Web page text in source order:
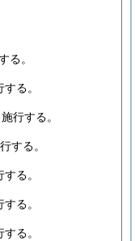
る。
る。
行する。
する。
る。
る。
る。